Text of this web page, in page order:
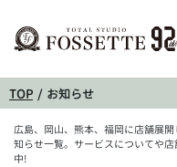
TOP お知らせ
広島、岡山、熊本、福岡に店舗展
知らせ一覧。サービスについてや
中!